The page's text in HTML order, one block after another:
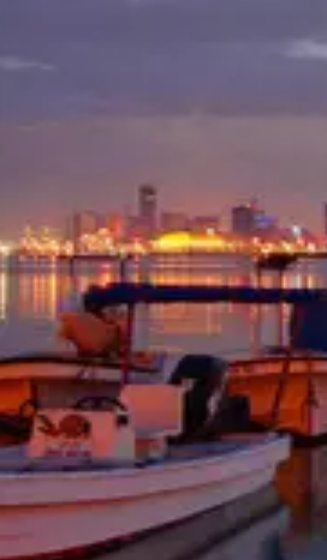
بالطبيعة وعشاق التمتع بأشعة
حد سواء. وهي تضم شيئاً مميزاً لكل
الضحلة كما أنها معروفة بطيورها
وشواطئها الجذابة.
في البحرين